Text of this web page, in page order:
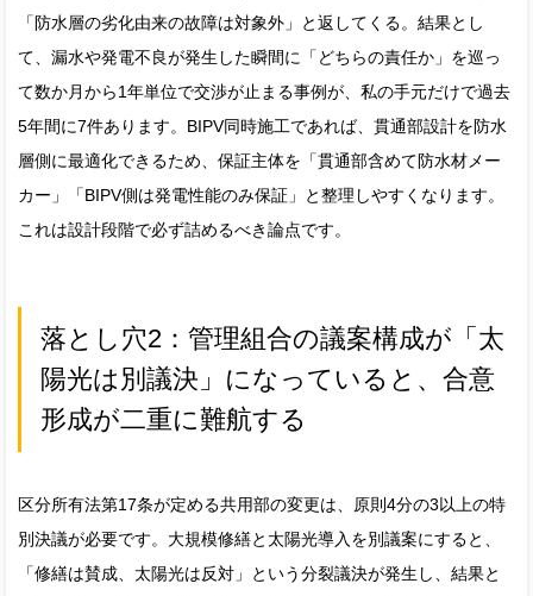
「防水層の劣化由来の故障は対象外」と返してくる。結果とし
て、漏水や発電不良が発生した瞬間に「どちらの責任か」を巡っ
て数か月から1年単位で交渉が止まる事例が、私の手元だけで過去
5年間に7件あります。BIPV同時施工であれば、貫通部設計を防水
層側に最適化できるため、保証主体を「貫通部含めて防水材メー
カー」「BIPV側は発電性能のみ保証」と整理しやすくなります。
これは設計段階で必ず詰めるべき論点です。
落とし穴2：管理組合の議案構成が「太
陽光は別議決」になっていると、合意
形成が二重に難航する
区分所有法第17条が定める共用部の変更は、原則4分の3以上の特
別決議が必要です。大規模修繕と太陽光導入を別議案にすると、
「修繕は賛成、太陽光は反対」という分裂議決が発生し、結果と